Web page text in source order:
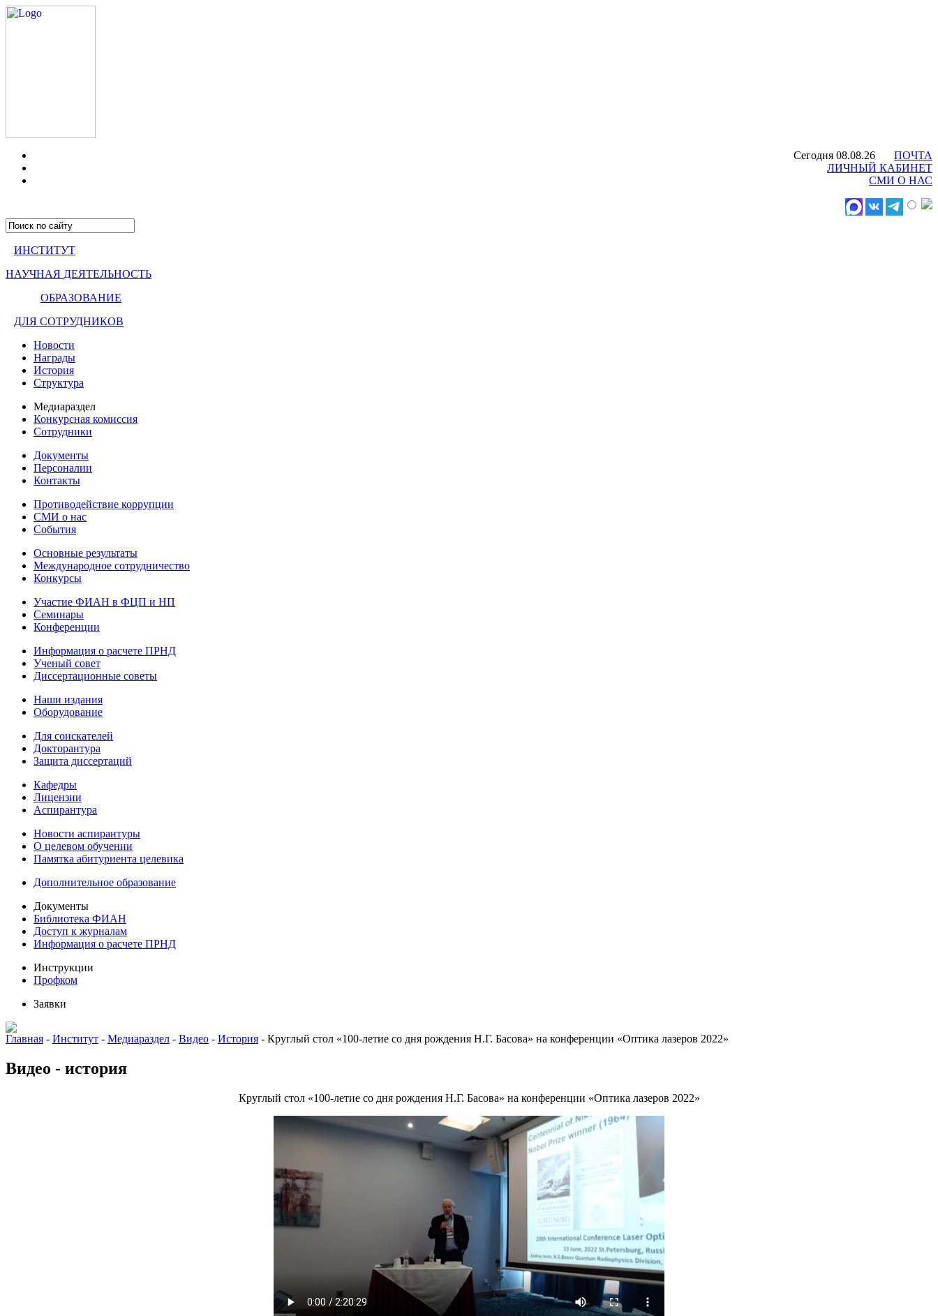
Сегодня 08.08.26
ПОЧТА
ЛИЧНЫЙ КАБИНЕТ
СМИ О НАС
ИНСТИТУТ
НАУЧНАЯ ДЕЯТЕЛЬНОСТЬ
ОБРАЗОВАНИЕ
ДЛЯ СОТРУДНИКОВ
Новости
Награды
История
Структура
Медиараздел
Конкурсная комиссия
Сотрудники
Документы
Персоналии
Контакты
Противодействие коррупции
СМИ о нас
События
Основные результаты
Международное сотрудничество
Конкурсы
Участие ФИАН в ФЦП и НП
Семинары
Конференции
Информация о расчете ПРНД
Ученый совет
Диссертационные советы
Наши издания
Оборудование
Для соискателей
Докторантура
Защита диссертаций
Кафедры
Лицензии
Аспирантура
Новости аспирантуры
О целевом обучении
Памятка абитуриента целевика
Дополнительное образование
Документы
Библиотека ФИАН
Доступ к журналам
Информация о расчете ПРНД
Инструкции
Профком
Заявки
Главная - Институт - Медиараздел - Видео - История - Круглый стол «100-летие со дня рождения Н.Г. Басова» на конференции «Оптика лазеров 2022»
Видео - история
Круглый стол «100-летие со дня рождения Н.Г. Басова» на конференции «Оптика лазеров 2022»